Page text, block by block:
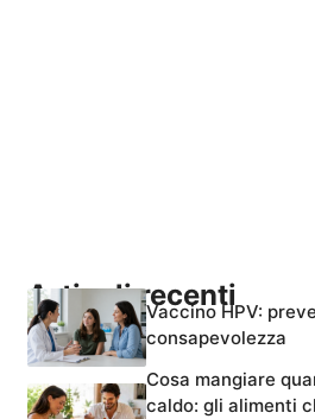
Articoli recenti
Vaccino HPV:
consapevolezza
Cosa mangiare
caldo: gli alimenti